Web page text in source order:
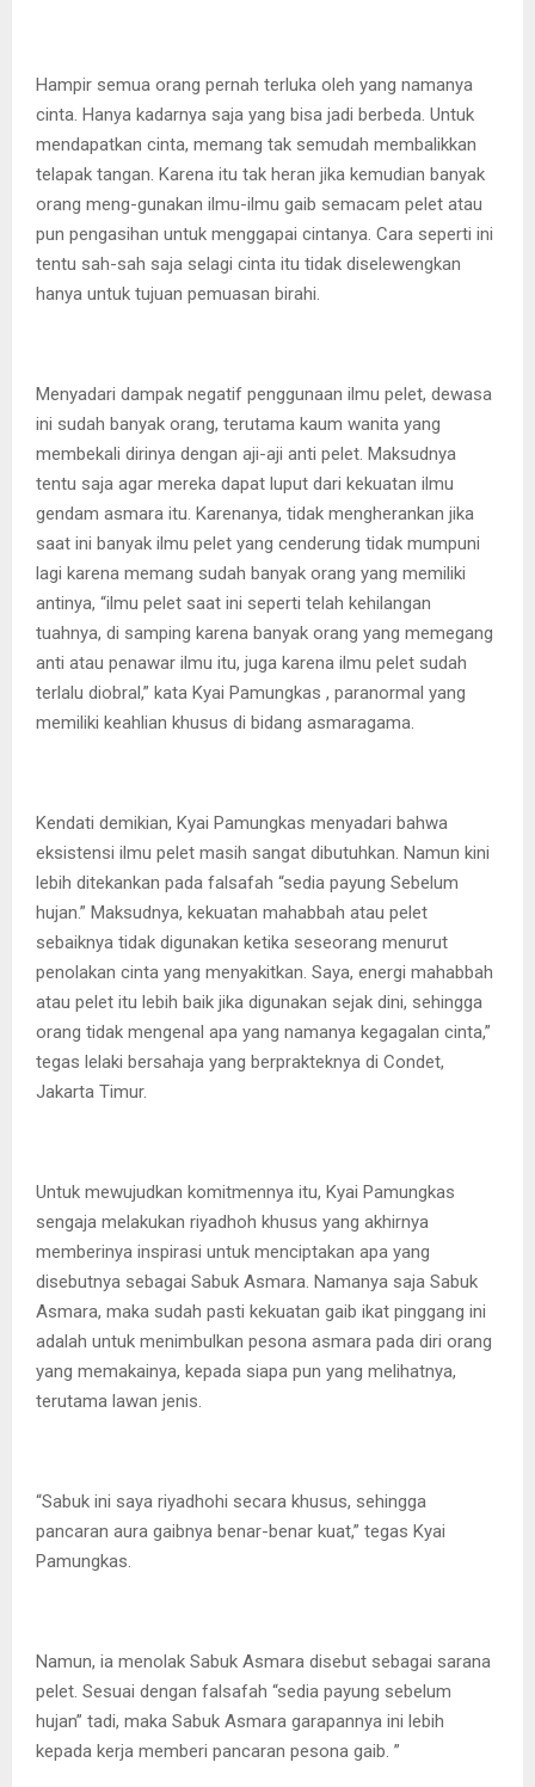
Hampir semua orang pernah terluka oleh yang namanya
cinta. Hanya kadarnya saja yang bisa jadi berbeda. Untuk
mendapatkan cinta, memang tak semudah membalikkan
telapak tangan. Karena itu tak heran jika kemudian banyak
orang meng-gunakan ilmu-ilmu gaib semacam pelet atau
pun pengasihan untuk menggapai cintanya. Cara seperti ini
tentu sah-sah saja selagi cinta itu tidak diselewengkan
hanya untuk tujuan pemuasan birahi.
Menyadari dampak negatif penggunaan ilmu pelet, dewasa
ini sudah banyak orang, terutama kaum wanita yang
membekali dirinya dengan aji-aji anti pelet. Maksudnya
tentu saja agar mereka dapat luput dari kekuatan ilmu
gendam asmara itu. Karenanya, tidak mengherankan jika
saat ini banyak ilmu pelet yang cenderung tidak mumpuni
lagi karena memang sudah banyak orang yang memiliki
antinya, “ilmu pelet saat ini seperti telah kehilangan
tuahnya, di samping karena banyak orang yang memegang
anti atau penawar ilmu itu, juga karena ilmu pelet sudah
terlalu diobral,” kata Kyai Pamungkas , paranormal yang
memiliki keahlian khusus di bidang asmaragama.
Kendati demikian, Kyai Pamungkas menyadari bahwa
eksistensi ilmu pelet masih sangat dibutuhkan. Namun kini
lebih ditekankan pada falsafah “sedia payung Sebelum
hujan.” Maksudnya, kekuatan mahabbah atau pelet
sebaiknya tidak digunakan ketika seseorang menurut
penolakan cinta yang menyakitkan. Saya, energi mahabbah
atau pelet itu lebih baik jika digunakan sejak dini, sehingga
orang tidak mengenal apa yang namanya kegagalan cinta,”
tegas lelaki bersahaja yang berprakteknya di Condet,
Jakarta Timur.
Untuk mewujudkan komitmennya itu, Kyai Pamungkas
sengaja melakukan riyadhoh khusus yang akhirnya
memberinya inspirasi untuk menciptakan apa yang
disebutnya sebagai Sabuk Asmara. Namanya saja Sabuk
Asmara, maka sudah pasti kekuatan gaib ikat pinggang ini
adalah untuk menimbulkan pesona asmara pada diri orang
yang memakainya, kepada siapa pun yang melihatnya,
terutama lawan jenis.
“Sabuk ini saya riyadhohi secara khusus, sehingga
pancaran aura gaibnya benar-benar kuat,” tegas Kyai
Pamungkas.
Namun, ia menolak Sabuk Asmara disebut sebagai sarana
pelet. Sesuai dengan falsafah “sedia payung sebelum
hujan” tadi, maka Sabuk Asmara garapannya ini lebih
kepada kerja memberi pancaran pesona gaib. ”